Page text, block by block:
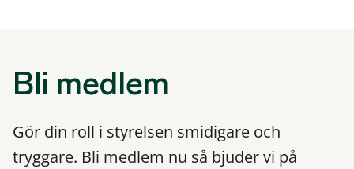
Bli medlem
Gör din roll i styrelsen smidigare och
tryggare. Bli medlem nu så bjuder vi på